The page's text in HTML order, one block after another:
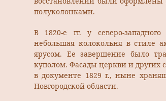
полуколонками.
В 1820-е гг. у северо-
небольшая колокольня в стиле
ярусом. Ее завершение было
куполом. Фасады церкви и других
в документе 1829 г., ныне
Новгородской области.